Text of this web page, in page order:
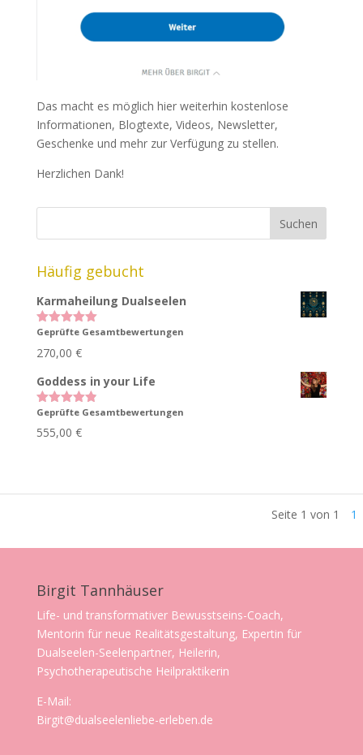
Das macht es möglich hier weiterhin kostenlose
Informationen, Blogtexte, Videos, Newsletter,
Geschenke und mehr zur Verfügung zu stellen.
Herzlichen Dank!
Häufig gebucht
Karmaheilung Dualseelen
Bewertet
von 5
Geprüfte Gesamtbewertungen
270,00 €
Goddess in your Life
Bewertet
von 5
Geprüfte Gesamtbewertungen
555,00 €
Seite 1 von 1 1
Birgit Tannhäuser
Life- und transformativer Bewusstseins-Coach,
Mentorin für neue Realitätsgestaltung, Expertin für
Dualseelen-Seelenpartner, Heilerin,
Psychotherapeutische Heilpraktikerin
E-Mail:
Birgit@dualseelenliebe-erleben.de